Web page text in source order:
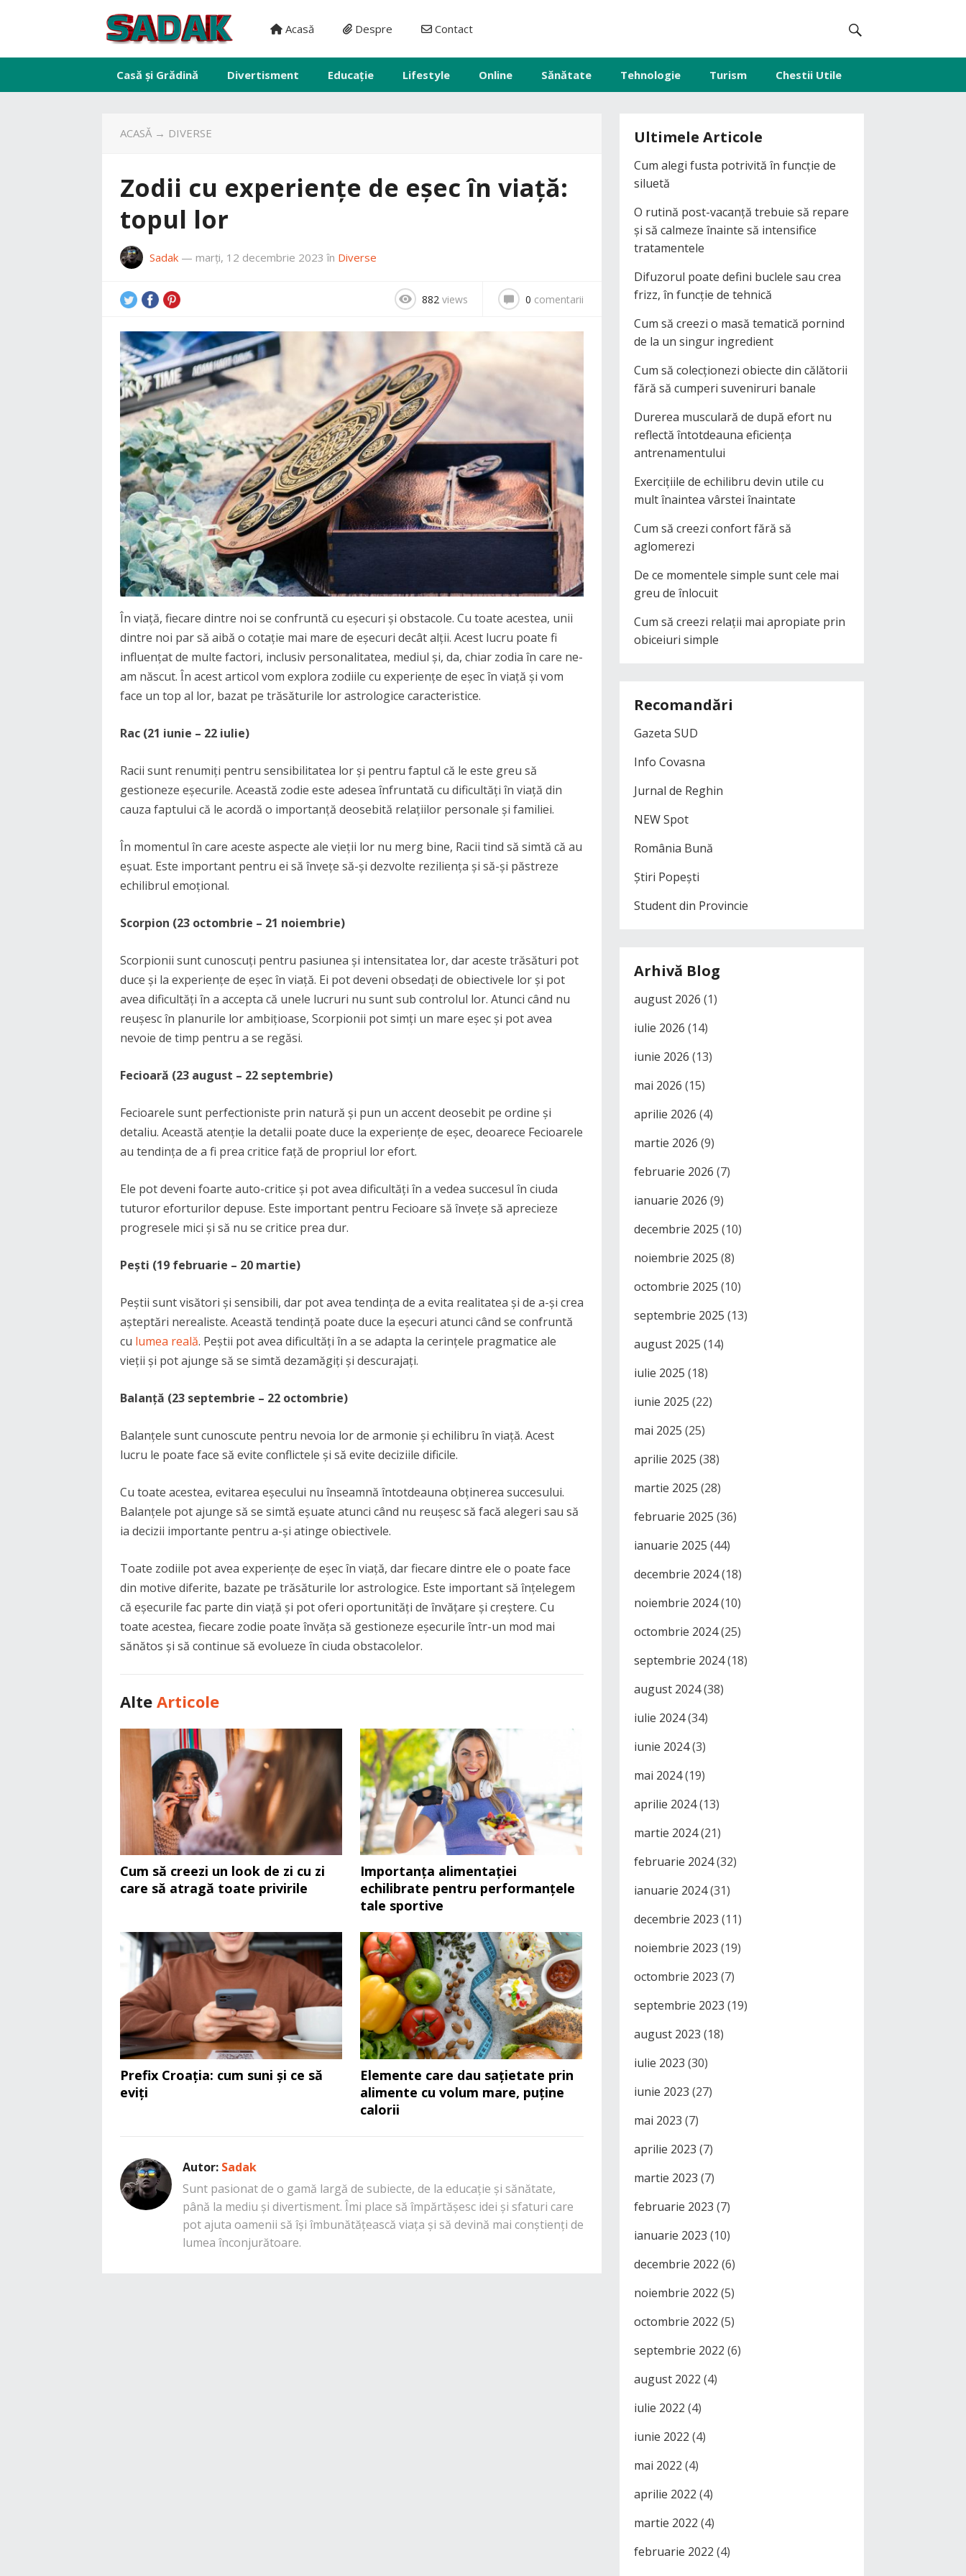
Acasă Despre Contact
Casă și Grădină Divertisment Educație Lifestyle Online Sănătate Tehnologie Turism Chestii Utile
ACASĂ→ DIVERSE
Zodii cu experiențe de eșec în viață:
topul lor
Sadak — marți, 12 decembrie 2023 în Diverse
882 views 0 comentarii
În viață, fiecare dintre noi se confruntă cu eșecuri și obstacole. Cu toate acestea, unii
dintre noi par să aibă o cotație mai mare de eșecuri decât alții. Acest lucru poate fi
influențat de multe factori, inclusiv personalitatea, mediul și, da, chiar zodia în care ne-
am născut. În acest articol vom explora zodiile cu experiențe de eșec în viață și vom
face un top al lor, bazat pe trăsăturile lor astrologice caracteristice.
Rac (21 iunie – 22 iulie)
Racii sunt renumiți pentru sensibilitatea lor și pentru faptul că le este greu să
gestioneze eșecurile. Această zodie este adesea înfruntată cu dificultăți în viață din
cauza faptului că le acordă o importanță deosebită relațiilor personale și familiei.
În momentul în care aceste aspecte ale vieții lor nu merg bine, Racii tind să simtă că au
eșuat. Este important pentru ei să învețe să-și dezvolte reziliența și să-și păstreze
echilibrul emoțional.
Scorpion (23 octombrie – 21 noiembrie)
Scorpionii sunt cunoscuți pentru pasiunea și intensitatea lor, dar aceste trăsături pot
duce și la experiențe de eșec în viață. Ei pot deveni obsedați de obiectivele lor și pot
avea dificultăți în a accepta că unele lucruri nu sunt sub controlul lor. Atunci când nu
reușesc în planurile lor ambițioase, Scorpionii pot simți un mare eșec și pot avea
nevoie de timp pentru a se regăsi.
Fecioară (23 august – 22 septembrie)
Fecioarele sunt perfectioniste prin natură și pun un accent deosebit pe ordine și
detaliu. Această atenție la detalii poate duce la experiențe de eșec, deoarece Fecioarele
au tendința de a fi prea critice față de propriul lor efort.
Ele pot deveni foarte auto-critice și pot avea dificultăți în a vedea succesul în ciuda
tuturor eforturilor depuse. Este important pentru Fecioare să învețe să aprecieze
progresele mici și să nu se critice prea dur.
Pești (19 februarie – 20 martie)
Peștii sunt visători și sensibili, dar pot avea tendința de a evita realitatea și de a-și crea
așteptări nerealiste. Această tendință poate duce la eșecuri atunci când se confruntă
cu lumea reală. Peștii pot avea dificultăți în a se adapta la cerințele pragmatice ale
vieții și pot ajunge să se simtă dezamăgiți și descurajați.
Balanță (23 septembrie – 22 octombrie)
Balanțele sunt cunoscute pentru nevoia lor de armonie și echilibru în viață. Acest
lucru le poate face să evite conflictele și să evite deciziile dificile.
Cu toate acestea, evitarea eșecului nu înseamnă întotdeauna obținerea succesului.
Balanțele pot ajunge să se simtă eșuate atunci când nu reușesc să facă alegeri sau să
ia decizii importante pentru a-și atinge obiectivele.
Toate zodiile pot avea experiențe de eșec în viață, dar fiecare dintre ele o poate face
din motive diferite, bazate pe trăsăturile lor astrologice. Este important să înțelegem
că eșecurile fac parte din viață și pot oferi oportunități de învățare și creștere. Cu
toate acestea, fiecare zodie poate învăța să gestioneze eșecurile într-un mod mai
sănătos și să continue să evolueze în ciuda obstacolelor.
Alte Articole
Cum să creezi un look de zi cu zi
care să atragă toate privirile
Importanța alimentației
echilibrate pentru performanțele
tale sportive
Prefix Croația: cum suni și ce să
eviți
Elemente care dau sațietate prin
alimente cu volum mare, puține
calorii
Autor: Sadak
Sunt pasionat de o gamă largă de subiecte, de la educație și sănătate,
până la mediu și divertisment. Îmi place să împărtășesc idei și sfaturi care
pot ajuta oamenii să își îmbunătățească viața și să devină mai conștienți de
lumea înconjurătoare.
Ultimele Articole
Cum alegi fusta potrivită în funcție de
siluetă
O rutină post-vacanță trebuie să repare
și să calmeze înainte să intensifice
tratamentele
Difuzorul poate defini buclele sau crea
frizz, în funcție de tehnică
Cum să creezi o masă tematică pornind
de la un singur ingredient
Cum să colecționezi obiecte din călătorii
fără să cumperi suveniruri banale
Durerea musculară de după efort nu
reflectă întotdeauna eficiența
antrenamentului
Exercițiile de echilibru devin utile cu
mult înaintea vârstei înaintate
Cum să creezi confort fără să
aglomerezi
De ce momentele simple sunt cele mai
greu de înlocuit
Cum să creezi relații mai apropiate prin
obiceiuri simple
Recomandări
Gazeta SUD
Info Covasna
Jurnal de Reghin
NEW Spot
România Bună
Știri Popești
Student din Provincie
Arhivă Blog
august 2026 (1)
iulie 2026 (14)
iunie 2026 (13)
mai 2026 (15)
aprilie 2026 (4)
martie 2026 (9)
februarie 2026 (7)
ianuarie 2026 (9)
decembrie 2025 (10)
noiembrie 2025 (8)
octombrie 2025 (10)
septembrie 2025 (13)
august 2025 (14)
iulie 2025 (18)
iunie 2025 (22)
mai 2025 (25)
aprilie 2025 (38)
martie 2025 (28)
februarie 2025 (36)
ianuarie 2025 (44)
decembrie 2024(18)
noiembrie 2024(10)
octombrie 2024(25)
septembrie 2024(18)
august 2024(38)
iulie 2024(34)
iunie 2024(3)
mai 2024(19)
aprilie 2024(13)
martie 2024(21)
februarie 2024(32)
ianuarie 2024(31)
decembrie 2023 (11)
noiembrie 2023 (19)
octombrie 2023 (7)
septembrie 2023 (19)
august 2023 (18)
iulie 2023 (30)
iunie 2023 (27)
mai 2023 (7)
aprilie 2023 (7)
martie 2023 (7)
februarie 2023 (7)
ianuarie 2023 (10)
decembrie 2022 (6)
noiembrie 2022 (5)
octombrie 2022 (5)
septembrie 2022 (6)
august 2022 (4)
iulie 2022 (4)
iunie 2022 (4)
mai 2022 (4)
aprilie 2022 (4)
martie 2022 (4)
februarie 2022 (4)